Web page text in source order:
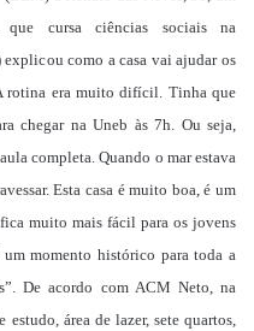
que cursa ciências sociais na
como a casa vai ajudar os
rotina era muito difícil. Tinha que
chegar na Uneb às 7h. Ou seja,
completa. Quando o mar estava
Esta casa é muito boa, é um
muito mais fácil para os jovens
momento histórico para toda a
De acordo com ACM Neto, na
área de lazer, sete quartos,